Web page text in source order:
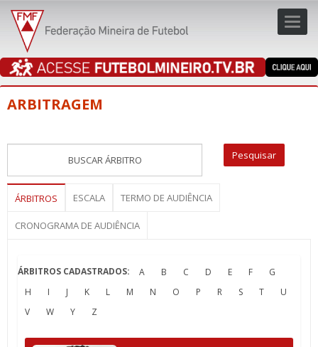
ARBITRAGEM
ÁRBITROS ESCALA TERMO DE AUDIÊNCIA
CRONOGRAMA DE AUDIÊNCIA
ÁRBITROS CADASTRADOS: A B C D E F
G
H
I J K L M N O P R S T
U
V
W Y Z